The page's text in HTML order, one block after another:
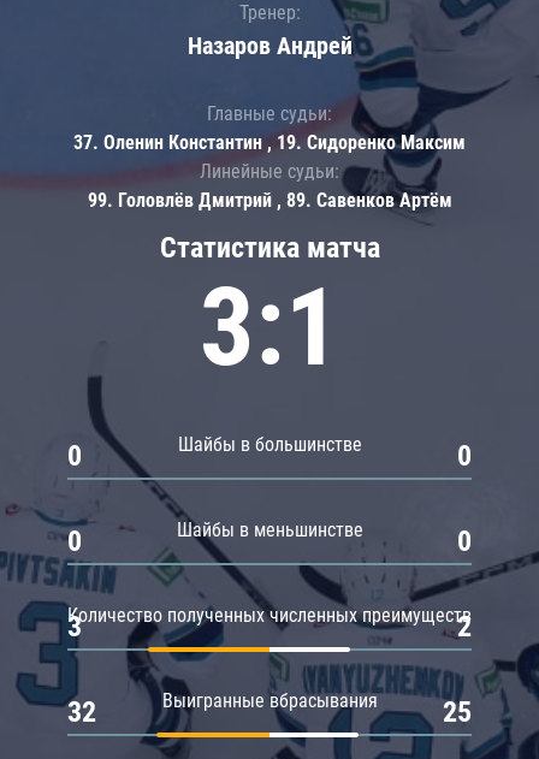
Статистика матча
3:1
Шайбы в большинстве
0 0
Шайбы в меньшинстве
0 0
Количество полученных численных преимуществ
3 2
Выигранные вбрасывания
32 25
Тренер:
Назаров Андрей
Главные судьи:
37. Оленин Константин , 19. Сидоренко Максим
Линейные судьи:
99. Головлёв Дмитрий , 89. Савенков Артём